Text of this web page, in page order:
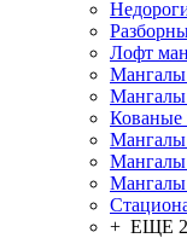
Лофт
Мангалы
Кованые
Мангалы
Мангалы
Мангалы
+ ЕЩЕ 2